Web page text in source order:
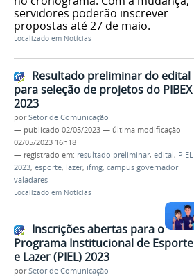
servidores poderão inscrever
propostas até 27 de maio.
Localizado em Notícias
Resultado preliminar do edital
para seleção de projetos do PIBEX
2023
porSetor de Comunicação
— publicado 02/05/2023 — última modificação
02/05/2023 16h18
— registrado em: resultado preliminar, edital, PIEL
2023, esporte, lazer, ifmg, campus governador
valadares
Localizado em Notícias
Inscrições abertas para o
Programa Institucional de Esporte
e Lazer (PIEL) 2023
porSetor de Comunicação